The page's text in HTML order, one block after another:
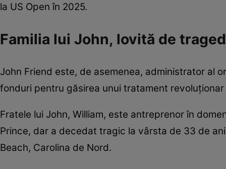
la US Open în 2025.
Familia lui John, lovită de
John Friend este, de asemenea, administrator al
fonduri pentru găsirea unui tratament
Fratele lui John, William, este antreprenor în
Prince, dar a decedat tragic la vârsta de 33 de
Beach, Carolina de Nord.